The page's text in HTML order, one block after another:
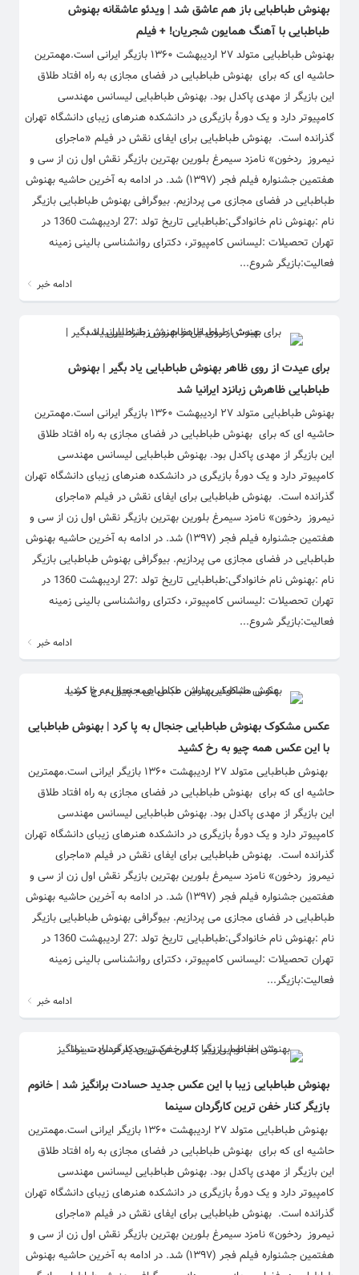
بهنوش طباطبایی باز هم عاشق شد | ویدئو عاشقانه بهنوش
طباطبایی با آهنگ همایون شجریان! + فیلم
بهنوش طباطبایی متولد ۲۷ اردیبهشت ۱۳۶۰ بازیگر ایرانی است.مهمترین
حاشیه ای که برای بهنوش طباطبایی در فضای مجازی به راه افتاد طلاق
این بازیگر از مهدی پاکدل بود. بهنوش طباطبایی لیسانس مهندسی
کامپیوتر دارد و یک دورهٔ بازیگری در دانشکده هنرهای زیبای دانشگاه تهران
گذرانده است. بهنوش طباطبایی برای ایفای نقش در فیلم «ماجرای
نیمروز ردخون» نامزد سیمرغ بلورین بهترین بازیگر نقش اول زن از سی و
هفتمین جشنواره فیلم فجر (۱۳۹۷) شد. در ادامه به آخرین حاشیه بهنوش
طباطبایی در فضای مجازی می پردازیم. بیوگرافی بهنوش طباطبایی بازیگر
نام :بهنوش نام خانوادگی:طباطبایی تاریخ تولد :27 اردیبهشت 1360 در
تهران تحصیلات :لیسانس کامپیوتر، دکترای روانشناسی بالینی زمینه
فعالیت:بازیگر شروع...
ادامه خبر
برای عیدت از روی ظاهر بهنوش طباطبایی یاد بگیر | بهنوش
طباطبایی ظاهرش زبانزد ایرانیا شد
بهنوش طباطبایی متولد ۲۷ اردیبهشت ۱۳۶۰ بازیگر ایرانی است.مهمترین
حاشیه ای که برای بهنوش طباطبایی در فضای مجازی به راه افتاد طلاق
این بازیگر از مهدی پاکدل بود. بهنوش طباطبایی لیسانس مهندسی
کامپیوتر دارد و یک دورهٔ بازیگری در دانشکده هنرهای زیبای دانشگاه تهران
گذرانده است. بهنوش طباطبایی برای ایفای نقش در فیلم «ماجرای
نیمروز ردخون» نامزد سیمرغ بلورین بهترین بازیگر نقش اول زن از سی و
هفتمین جشنواره فیلم فجر (۱۳۹۷) شد. در ادامه به آخرین حاشیه بهنوش
طباطبایی در فضای مجازی می پردازیم. بیوگرافی بهنوش طباطبایی بازیگر
نام :بهنوش نام خانوادگی:طباطبایی تاریخ تولد :27 اردیبهشت 1360 در
تهران تحصیلات :لیسانس کامپیوتر، دکترای روانشناسی بالینی زمینه
فعالیت:بازیگر شروع...
ادامه خبر
عکس مشکوک بهنوش طباطبایی جنجال به پا کرد | بهنوش طباطبایی
با این عکس همه چیو به رخ کشید
بهنوش طباطبایی متولد ۲۷ اردیبهشت ۱۳۶۰ بازیگر ایرانی است.مهمترین
حاشیه ای که برای بهنوش طباطبایی در فضای مجازی به راه افتاد طلاق
این بازیگر از مهدی پاکدل بود. بهنوش طباطبایی لیسانس مهندسی
کامپیوتر دارد و یک دورهٔ بازیگری در دانشکده هنرهای زیبای دانشگاه تهران
گذرانده است. بهنوش طباطبایی برای ایفای نقش در فیلم «ماجرای
نیمروز ردخون» نامزد سیمرغ بلورین بهترین بازیگر نقش اول زن از سی و
هفتمین جشنواره فیلم فجر (۱۳۹۷) شد. در ادامه به آخرین حاشیه بهنوش
طباطبایی در فضای مجازی می پردازیم. بیوگرافی بهنوش طباطبایی بازیگر
نام :بهنوش نام خانوادگی:طباطبایی تاریخ تولد :27 اردیبهشت 1360 در
تهران تحصیلات :لیسانس کامپیوتر، دکترای روانشناسی بالینی زمینه
فعالیت:بازیگر...
ادامه خبر
بهنوش طباطبایی زیبا با این عکس جدید حسادت برانگیز شد | خانوم
بازیگر کنار خفن ترین کارگردان سینما
بهنوش طباطبایی متولد ۲۷ اردیبهشت ۱۳۶۰ بازیگر ایرانی است.مهمترین
حاشیه ای که برای بهنوش طباطبایی در فضای مجازی به راه افتاد طلاق
این بازیگر از مهدی پاکدل بود. بهنوش طباطبایی لیسانس مهندسی
کامپیوتر دارد و یک دورهٔ بازیگری در دانشکده هنرهای زیبای دانشگاه تهران
گذرانده است. بهنوش طباطبایی برای ایفای نقش در فیلم «ماجرای
نیمروز ردخون» نامزد سیمرغ بلورین بهترین بازیگر نقش اول زن از سی و
هفتمین جشنواره فیلم فجر (۱۳۹۷) شد. در ادامه به آخرین حاشیه بهنوش